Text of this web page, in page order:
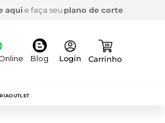
aqui e faça seu plano de corte
Blog
OUTLET